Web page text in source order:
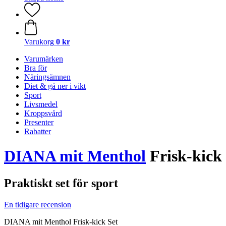
Varukorg 0 kr
Varumärken
Bra för
Näringsämnen
Diet & gå ner i vikt
Sport
Livsmedel
Kroppsvård
Presenter
Rabatter
DIANA mit Menthol Frisk-kick
Praktiskt set för sport
En tidigare recension
DIANA mit Menthol Frisk-kick Set